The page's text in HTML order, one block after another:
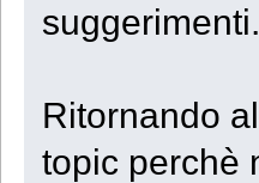
suggerimenti.
Ritornando
topic perchè